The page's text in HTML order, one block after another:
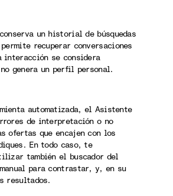
un historial de búsquedas
recuperar conversaciones
interacción se considera
genera un perfil personal.
automatizada, el Asistente
de interpretación o no
ofertas que encajen con los
En todo caso, te
también el buscador del
para contrastar, y, en su
resultados.